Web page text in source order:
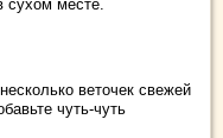
сухом месте.
веточек свежей
чуть-чуть